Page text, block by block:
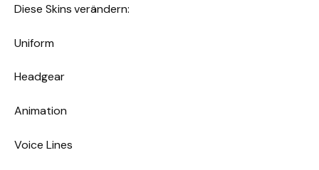
Diese Skins verändern:
Uniform
Headgear
Animation
Voice Lines